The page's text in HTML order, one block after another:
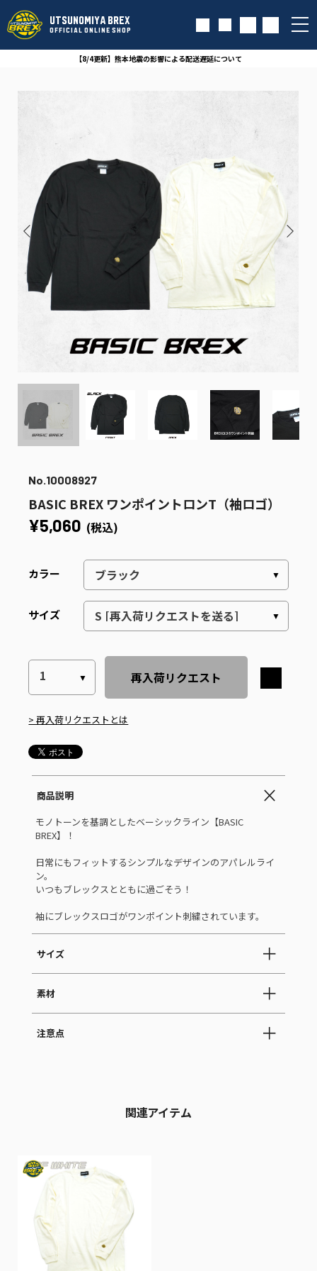
UTSUNOMIYA BREX
OFFICIAL ONLINE SHOP
【8/4更新】熊本地震の影響による配送遅延について
No.10008927
BASIC BREX ワンポイントロンT（袖ロゴ）
¥5,060 (税込)
カラー
サイズ
再入荷リクエスト
> 再入荷リクエストとは
商品説明
モノトーンを基調としたベーシックライン【BASIC
BREX】！
日常にもフィットするシンプルなデザインのアパレルライ
ン。
いつもブレックスとともに過ごそう！
袖にブレックスロゴがワンポイント刺繍されています。
サイズ
素材
注意点
関連アイテム